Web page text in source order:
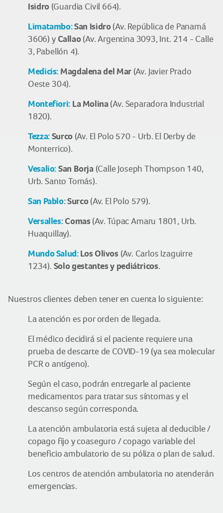
Isidro(Guardia Civil 664).
Limatambo:San Isidro (Av. República de Panamá
3606) y Callao(Av. Argentina 3093, Int. 214 - Calle
3, Pabellón 4).
Medicis: Magdalena del Mar(Av. Javier Prado
Oeste 304).
Montefiori: La Molina(Av. Separadora Industrial
1820).
Tezza:Surco (Av. El Polo 570 - Urb. El Derby de
Monterrico).
Vesalio:San Borja(Calle Joseph Thompson 140,
Urb. Santo Tomás).
San Pablo:Surco (Av. El Polo 579).
Versalles: Comas (Av. Túpac Amaru 1801, Urb.
Huaquillay).
Mundo Salud:Los Olivos (Av. Carlos Izaguirre
1234). Solo gestantes y pediátricos.
Nuestros clientes deben tener en cuenta lo siguiente:
La atención es por orden de llegada.
El médico decidirá si el paciente requiere una
prueba de descarte de COVID-19 (ya sea molecular
PCR o antígeno).
Según el caso, podrán entregarle al paciente
medicamentos para tratar sus síntomas y el
descanso según corresponda.
La atención ambulatoria está sujeta al deducible /
copago fijo y coaseguro / copago variable del
beneficio ambulatorio de su póliza o plan de salud.
Los centros de atención ambulatoria no atenderán
emergencias.